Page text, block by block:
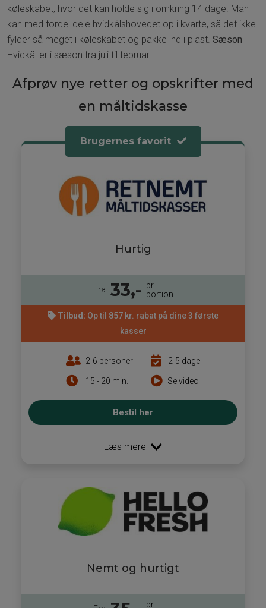
køleskabet, hvor det kan holde sig i omkring 14 dage. Man
kan med fordel dele hvidkålshovedet op i kvarte, så det ikke
fylder så meget i køleskabet og pakke ind i plast. Sæson
Hvidkål er i sæson fra juli til februar
Afprøv nye retter og opskrifter med
en måltidskasse
Brugernes favorit
Hurtig
Fra 33,-
pr.
portion
Tilbud: Op til 857 kr. rabat på dine 3 første
kasser
2-6 personer
15 - 20 min.
2-5 dage
Se video
Bestil her
Læs mere
Nemt og hurtigt
pr.